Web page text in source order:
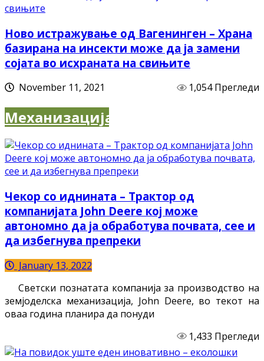
Ново истражување од Вагенинген – Храна
базирана на инсекти може да ја замени
сојата во исхраната на свињите
November 11, 2021 1,054 Прегледи
Механизација
Чекор со иднината – Трактор од
компанијата John Deere кој може
автономно да ја обработува почвата, сее и
да избегнува препреки
January 13, 2022
Светски познатата компанија за производство на
земјоделска механизација, John Deere, во текот на
оваа година планира да понуди
1,433 Прегледи